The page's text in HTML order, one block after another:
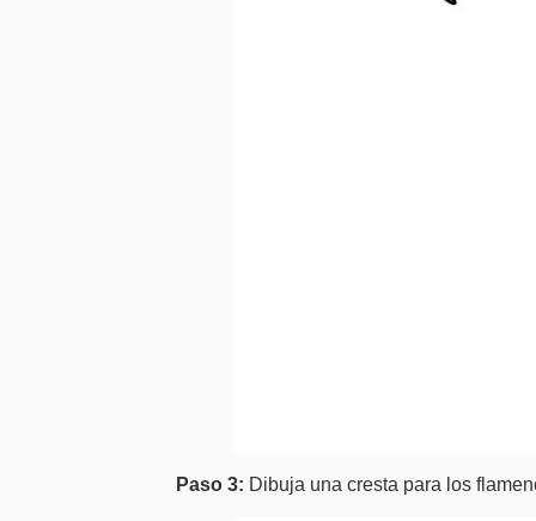
Paso 3: Dibuja una cresta para los